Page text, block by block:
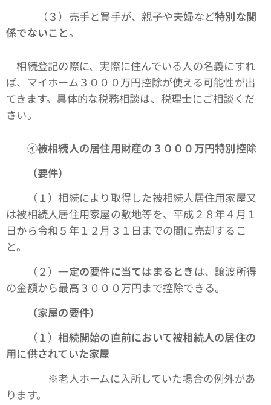
（３）売手と買手が、親子や夫婦など特別な関
係でないこと。
相続登記の際に、実際に住んでいる人の名義にすれ
ば、マイホーム３０００万円控除が使える可能性が出
てきます。具体的な税務相談は、税理士にご相談くだ
さい。
㋑被相続人の居住用財産の３０００万円特別控除
（要件）
（１）相続により取得した被相続人居住用家屋又
は被相続人居住用家屋の敷地等を、平成２８年４月１
日から令和５年１２月３１日までの間に売却するこ
と。
（２）一定の要件に当てはまるとき は、譲渡所得
の金額から最高３０００万円まで控除できる。
（家屋の要件）
（１）相続開始の直前において被相続人の居住の
用に供されていた家屋
※老人ホームに入所していた場合の例外があ
ります。